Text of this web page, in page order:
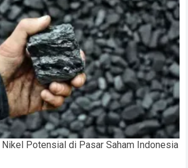
Nikel Potensial di Pasar Saham Indonesia